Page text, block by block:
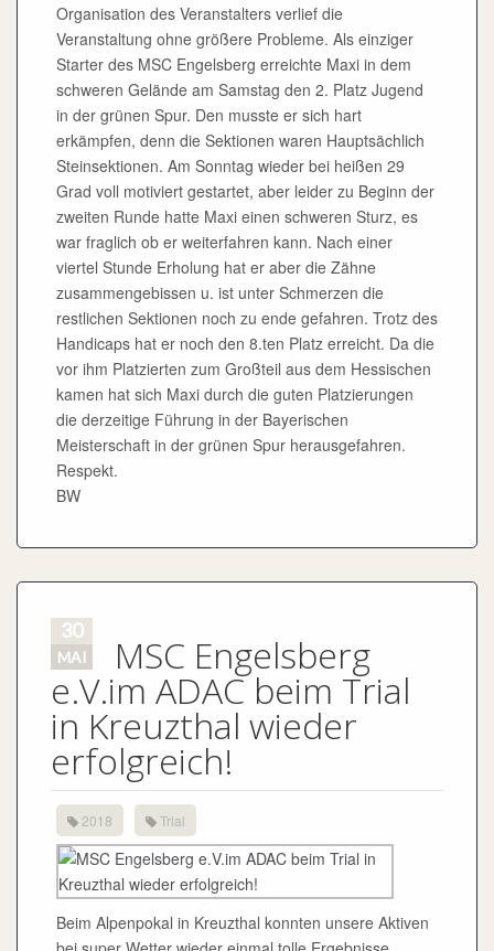
Organisation des Veranstalters verlief die
Veranstaltung ohne größere Probleme. Als einziger
Starter des MSC Engelsberg erreichte Maxi in dem
schweren Gelände am Samstag den 2. Platz Jugend
in der grünen Spur. Den musste er sich hart
erkämpfen, denn die Sektionen waren Hauptsächlich
Steinsektionen. Am Sonntag wieder bei heißen 29
Grad voll motiviert gestartet, aber leider zu Beginn der
zweiten Runde hatte Maxi einen schweren Sturz, es
war fraglich ob er weiterfahren kann. Nach einer
viertel Stunde Erholung hat er aber die Zähne
zusammengebissen u. ist unter Schmerzen die
restlichen Sektionen noch zu ende gefahren. Trotz des
Handicaps hat er noch den 8.ten Platz erreicht. Da die
vor ihm Platzierten zum Großteil aus dem Hessischen
kamen hat sich Maxi durch die guten Platzierungen
die derzeitige Führung in der Bayerischen
Meisterschaft in der grünen Spur herausgefahren.
Respekt.
BW
30
MAI MSC Engelsberg
e.V.im ADAC beim Trial
in Kreuzthal wieder
erfolgreich!
2018 Trial
Beim Alpenpokal in Kreuzthal konnten unsere Aktiven